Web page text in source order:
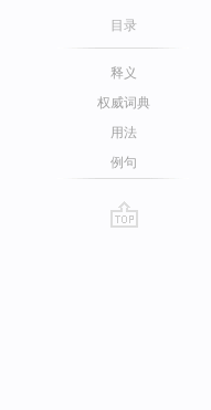
目录
释义
权威词典
用法
例句